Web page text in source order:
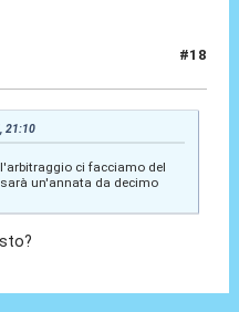
#18
21:10
ci facciamo del
un'annata da decimo